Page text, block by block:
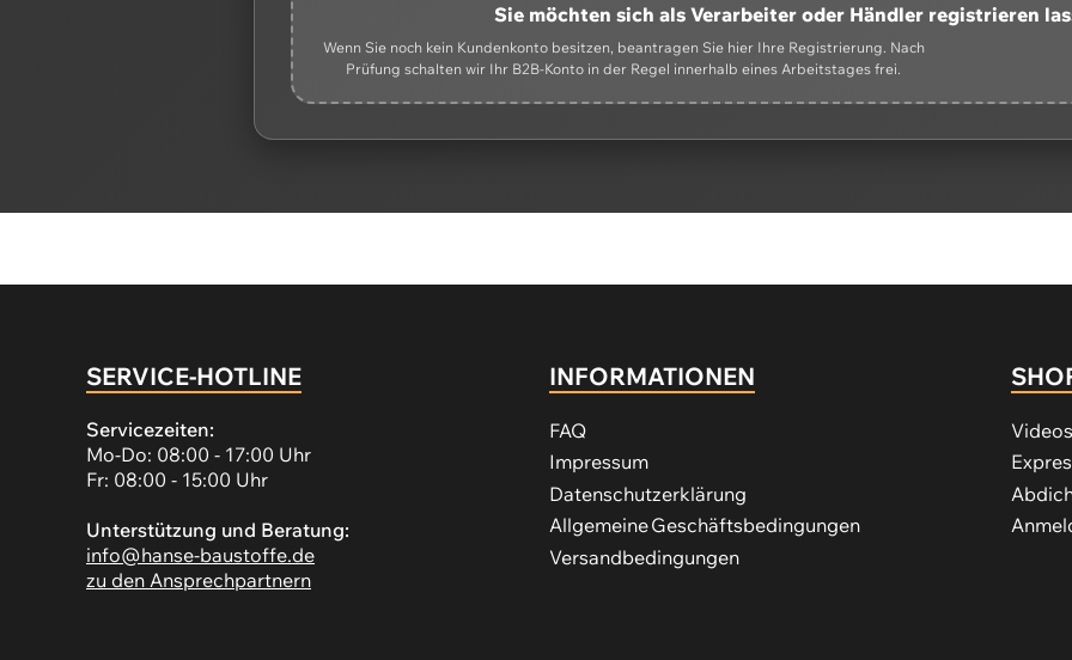
Sie möchten sich als Verarbeiter oder Händler registrieren
Wenn Sie noch kein Kundenkonto besitzen, beantragen Sie hier Ihre Registrierung. Nach
Prüfung schalten wir Ihr B2B-Konto in der Regel innerhalb eines Arbeitstages frei.
SERVICE-HOTLINE
Servicezeiten:
Mo-Do: 08:00 - 17:00 Uhr
Fr: 08:00 - 15:00 Uhr
Unterstützung und Beratung:
info@hanse-baustoffe.de
zu den Ansprechpartnern
INFORMATIONEN
FAQ
Impressum
Datenschutzerklärung
Allgemeine Geschäftsbedingungen
Versandbedingungen
Videos